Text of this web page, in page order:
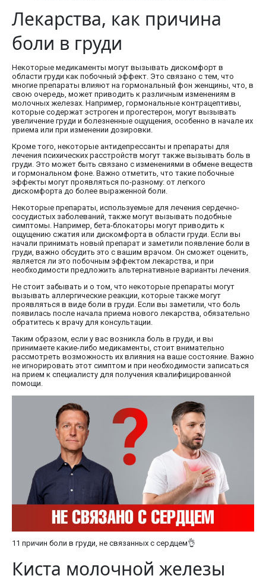
Лекарства, как причина
боли в груди
Некоторые медикаменты могут вызывать дискомфорт в
области груди как побочный эффект. Это связано с тем, что
многие препараты влияют на гормональный фон женщины, что, в
свою очередь, может приводить к различным изменениям в
молочных железах. Например, гормональные контрацептивы,
которые содержат эстроген и прогестерон, могут вызывать
увеличение груди и болезненные ощущения, особенно в начале их
приема или при изменении дозировки.
Кроме того, некоторые антидепрессанты и препараты для
лечения психических расстройств могут также вызывать боль в
груди. Это может быть связано с изменениями в обмене веществ
и гормональном фоне. Важно отметить, что такие побочные
эффекты могут проявляться по-разному: от легкого
дискомфорта до более выраженной боли.
Некоторые препараты, используемые для лечения сердечно-
сосудистых заболеваний, также могут вызывать подобные
симптомы. Например, бета-блокаторы могут приводить к
ощущению сжатия или дискомфорта в области груди. Если вы
начали принимать новый препарат и заметили появление боли в
груди, важно обсудить это с вашим врачом. Он сможет оценить,
является ли это побочным эффектом лекарства, и при
необходимости предложить альтернативные варианты лечения.
Не стоит забывать и о том, что некоторые препараты могут
вызывать аллергические реакции, которые также могут
проявляться в виде боли в груди. Если вы заметили, что боль
появилась после начала приема нового лекарства, обязательно
обратитесь к врачу для консультации.
Таким образом, если у вас возникла боль в груди, и вы
принимаете какие-либо медикаменты, стоит внимательно
рассмотреть возможность их влияния на ваше состояние. Важно
не игнорировать этот симптом и при необходимости записаться
на прием к специалисту для получения квалифицированной
помощи.
11 причин боли в груди, не связанных с сердцем👌
Киста молочной железы